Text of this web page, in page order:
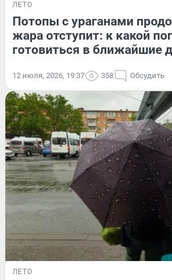
ЛЕТО
Потопы с ураганами
жара отступит: к какой
готовиться в ближайшие
12 июля, 2026, 19:37 358 Обсудить
ЛЕТО